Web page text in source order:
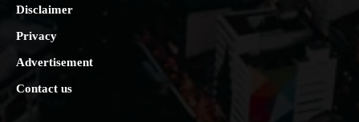
Disclaimer
Privacy
Advertisement
Contact us